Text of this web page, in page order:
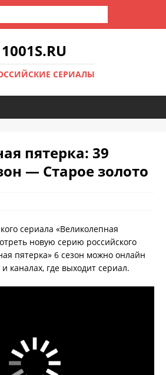
1001S.RU
СЕРИАЛЫ
пятерка: 39
— Старое золото
сериала «Великолепная
новую серию российского
пятерка» 6 сезон можно онлайн
каналах, где выходит сериал.